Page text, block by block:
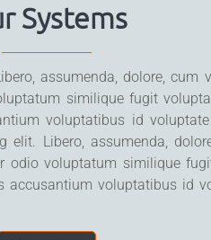
Systems
assumenda, dolore, cum
similique fugit
voluptatibus id
Libero, assumenda,
odio voluptatum similique
accusantium voluptatibus id